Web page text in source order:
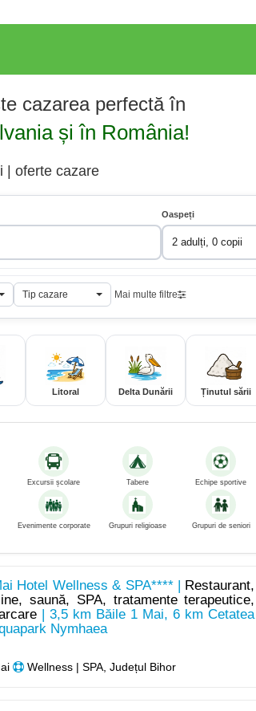
cazarea perfectă în
și în România!
| oferte cazare
Oaspeți
2 adulți, 0 copii
Tip cazare Mai multe filtre
Litoral Delta Dunării Ținutul sării
Excursii școlare Tabere Echipe sportive
Evenimente corporate Grupuri religioase Grupuri de seniori
Hotel Wellness & SPA**** |
Restaurant,
saună, SPA, tratamente terapeutice,
| 3,5 km Băile 1 Mai, 6 km Cetatea
Nymhaea
Wellness | SPA, Județul Bihor